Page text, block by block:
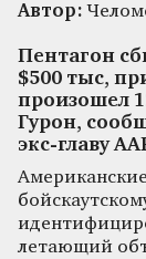
Автор:
Пентагон
$500 тыс,
произошел
Гурон,
экс-главу
летающий